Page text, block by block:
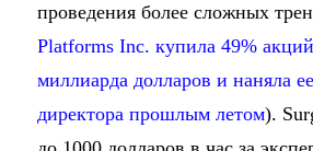
проведения более сложных
Platforms Inc. купила 49%
миллиарда долларов и наняла
директора прошлым летом).